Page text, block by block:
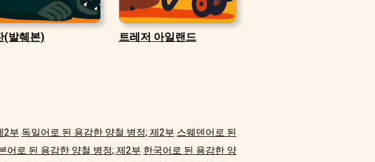
(발췌본) 트레저 아일랜드
2부 독일어로 된 용감한 양철 병정; 제2부 스웨덴어로 된
어로 된 용감한 양철 병정; 제2부 한국어로 된 용감한 양